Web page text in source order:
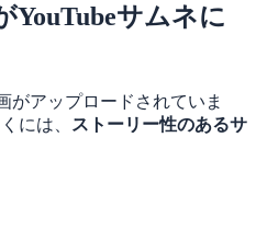
YouTubeサムネに
がアップロードされていま
には、
ストーリー性のあるサ